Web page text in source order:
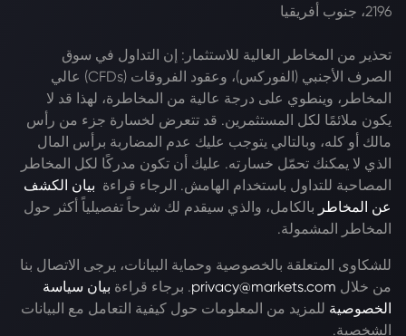
2196، جنوب أفريقيا
تحذير من المخاطر العالية للاستثمار: إن التداول في سوق
الصرف الأجنبي (الفوركس)، وعقود الفروقات (CFDs) عالي
المخاطر، وينطوي على درجة عالية من المخاطرة، لهذا قد لا
يكون ملائمًا لكل المستثمرين. قد تتعرض لخسارة جزء من رأس
مالك أو كله، وبالتالي يتوجب عليك عدم المضاربة برأس المال
الذي لا يمكنك تحمّل خسارته. عليك أن تكون مدركًا لكل المخاطر
المصاحبة للتداول باستخدام الهامش. الرجاء قراءة بيان الكشف
عن المخاطر بالكامل، والذي سيقدم لك شرحاً تفصيلياً أكثر حول
المخاطر المشمولة.
للشكاوى المتعلقة بالخصوصية وحماية البيانات، يرجى الاتصال بنا
من خلال privacy@markets.com. برجاء قراءة بيان سياسة
الخصوصية للمزيد من المعلومات حول كيفية التعامل مع البيانات
الشخصية.